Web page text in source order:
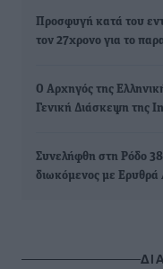
Προσφυγή κατά του
τον 27χρονο για το
Ο Αρχηγός της
Γενική Διάσκεψη της
Συνελήφθη στη Ρόδο
διωκόμενος με Ερυθρά